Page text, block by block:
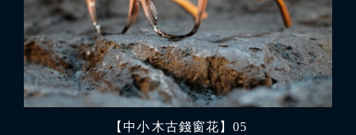
【中小 木古錢窗花】05